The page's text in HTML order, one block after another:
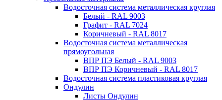
Водосточная система металлическая круглая
Белый - RAL 9003
Графит - RAL 7024
Коричневый - RAL 8017
Водосточная система металлическая
прямоугольная
ВПР ПЭ Белый - RAL 9003
ВПР ПЭ Коричневый - RAL 8017
Водосточная система пластиковая круглая
Ондулин
Листы Ондулин